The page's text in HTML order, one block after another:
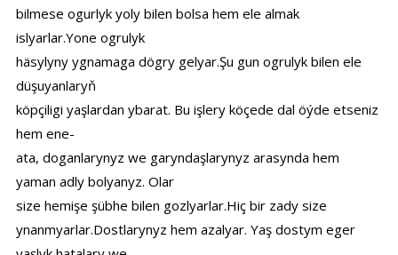
bilmese ogurlyk yoly bilen bolsa hem ele almak
islyarlar.Yone ogrulyk
häsylyny ygnamaga dögry gelyar.Şu gun ogrulyk bilen ele
düşuyanlaryň
köpçiligi yaşlardan ybarat. Bu işlery köçede dal öýde etseniz
hem ene-
ata, doganlarynyz we garyndaşlarynyz arasynda hem
yaman adly bolyanyz. Olar
size hemişe şübhe bilen gozlyarlar.Hiç bir zady size
ynanmyarlar.Dostlarynyz hem azalyar. Yaş dostym eger